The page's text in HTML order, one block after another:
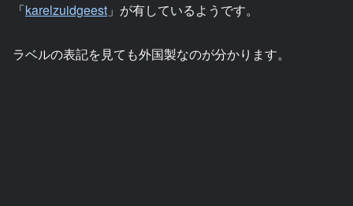
「karelzuidgeest 」が有しているようです。
ラベルの表記を見ても外国製なのが分かります。